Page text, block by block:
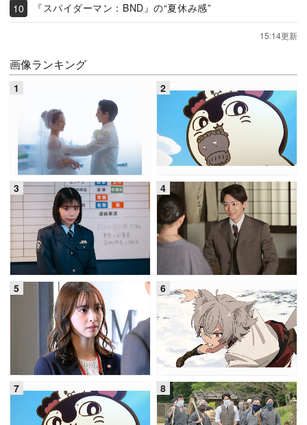
『スパイダーマン：BND』の“夏休み感”
15:14更新
画像ランキング